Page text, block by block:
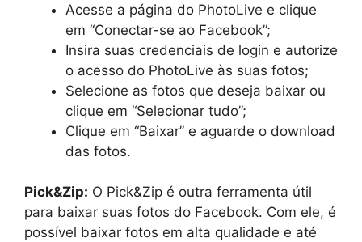
Acesse a página do PhotoLive e clique
em “Conectar-se ao Facebook”;
Insira suas credenciais de login e autorize
o acesso do PhotoLive às suas fotos;
Selecione as fotos que deseja baixar ou
clique em “Selecionar tudo”;
Clique em “Baixar” e aguarde o download
das fotos.
Pick&Zip: O Pick&Zip é outra ferramenta útil
para baixar suas fotos do Facebook. Com ele, é
possível baixar fotos em alta qualidade e até